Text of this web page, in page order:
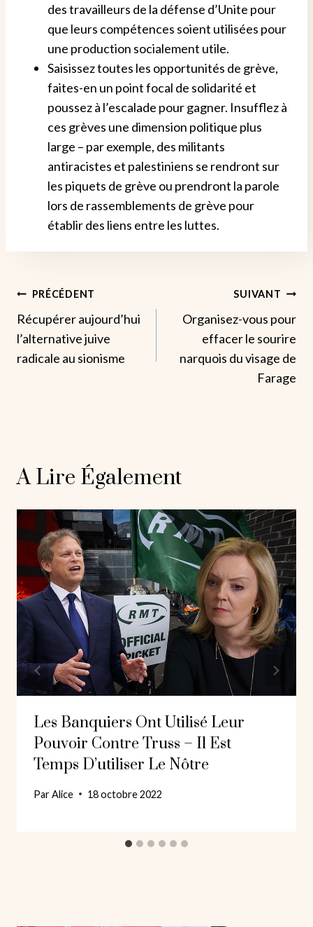
des travailleurs de la défense d’Unite pour
que leurs compétences soient utilisées pour
une production socialement utile.
Saisissez toutes les opportunités de grève,
faites-en un point focal de solidarité et
poussez à l’escalade pour gagner. Insufflez à
ces grèves une dimension politique plus
large – par exemple, des militants
antiracistes et palestiniens se rendront sur
les piquets de grève ou prendront la parole
lors de rassemblements de grève pour
établir des liens entre les luttes.
Navigation
De
L’article
PRÉCÉDENT
Récupérer aujourd’hui
l’alternative juive
radicale au sionisme
SUIVANT
Organisez-vous pour
effacer le sourire
narquois du visage de
Farage
A Lire Également
Les Banquiers Ont Utilisé Leur
Pouvoir Contre Truss – Il Est
Temps D’utiliser Le Nôtre
ParAlice 18 octobre 2022